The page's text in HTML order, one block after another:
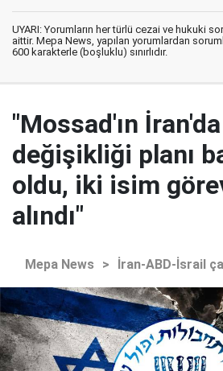
UYARI: Yorumların her türlü cezai ve hukuki
aittir. Mepa News, yapılan yorumlardan
600 karakterle (boşluklu) sınırlıdır.
"Mossad'ın
değişikliği planı
oldu, iki isim
alındı"
Mepa News > İran-ABD-İsrail